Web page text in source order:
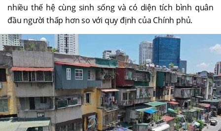
nhiều thế hệ cùng sinh sống và có diện tích bình quân
đầu người thấp hơn so với quy định của Chính phủ.